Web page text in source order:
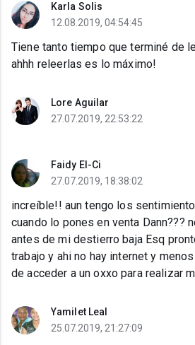
Karla Solis
12.08.2019, 04:54:45
Tiene tanto tiempo que terminé de
ahhh releerlas es lo máximo!
Lore Aguilar
27.07.2019, 22:53:22
Faidy El-Ci
27.07.2019, 18:38:02
increíble!! aun tengo los
cuando lo pones en venta Dann???
antes de mi destierro baja Esq
trabajo y ahi no hay internet y
de acceder a un oxxo para realizar
Yamilet Leal
25.07.2019, 21:27:09